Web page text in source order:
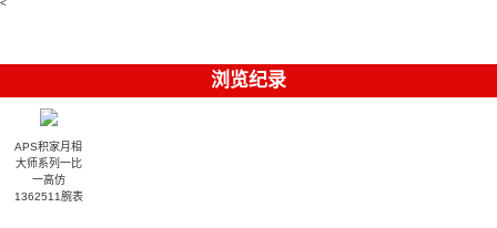
<
浏览纪录
APS积家月相
大师系列一比
一高仿
1362511腕表